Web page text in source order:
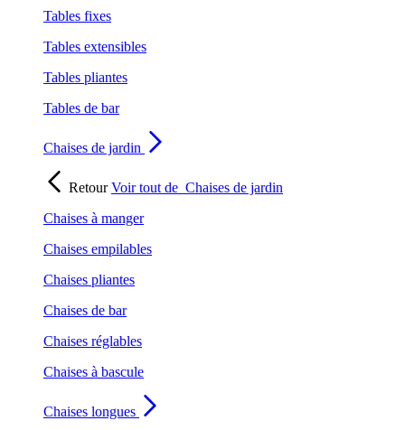
Tables fixes
Tables extensibles
Tables pliantes
Tables de bar
Chaises de jardin
RetourVoir tout de Chaises de jardin
Chaises à manger
Chaises empilables
Chaises pliantes
Chaises de bar
Chaises réglables
Chaises à bascule
Chaises longues